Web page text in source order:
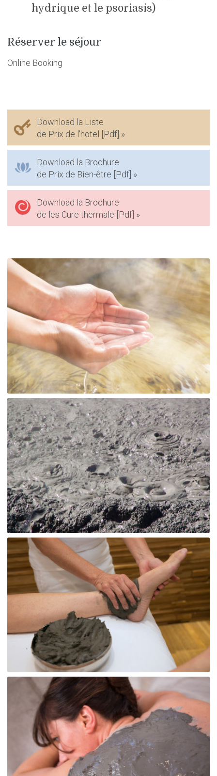
hydrique et le psoriasis)
Réserver le séjour
Online Booking
Download la Liste
de Prix de l'hotel [Pdf] »
Download la Brochure
de Prix de Bien-être [Pdf] »
Download la Brochure
de les Cure thermale [Pdf] »